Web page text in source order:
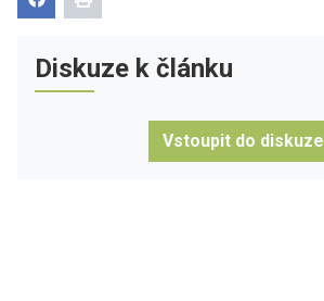
Diskuze k článku
Vstoupit do diskuze